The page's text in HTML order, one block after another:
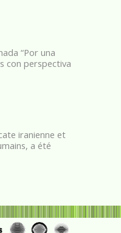
“Por una
con perspectiva
iranienne et
a été